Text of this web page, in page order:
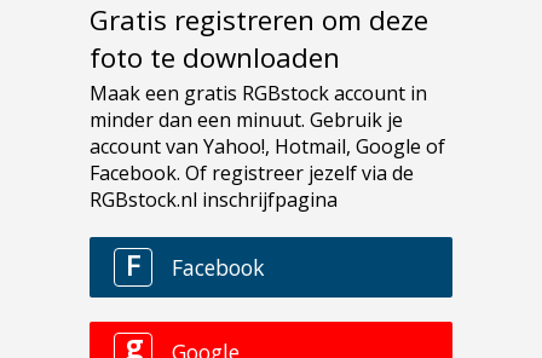
Gratis registreren om deze
foto te downloaden